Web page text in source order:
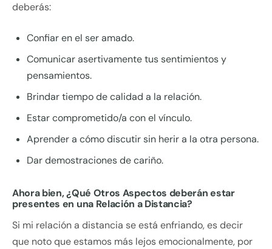
deberás:
Confiar en el ser amado.
Comunicar asertivamente tus sentimientos y
pensamientos.
Brindar tiempo de calidad a la relación.
Estar comprometido/a con el vínculo.
Aprender a cómo discutir sin herir a la otra persona.
Dar demostraciones de cariño.
Ahora bien, ¿Qué Otros Aspectos deberán estar
presentes en una Relación a Distancia?
Si mi relación a distancia se está enfriando, es decir
que noto que estamos más lejos emocionalmente, por